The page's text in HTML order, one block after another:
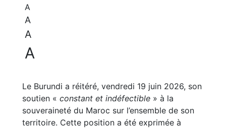
A
A
A
A
Le Burundi a réitéré, vendredi 19 juin 2026, son
soutien « constant et indéfectible » à la
souveraineté du Maroc sur l’ensemble de son
territoire. Cette position a été exprimée à